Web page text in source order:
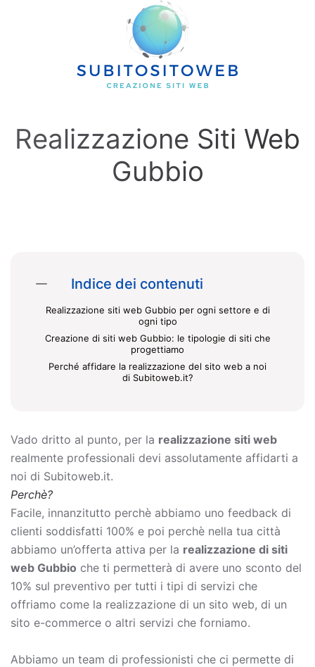
Skip to main content
Realizzazione Siti Web
Gubbio
Indice dei contenuti
Realizzazione siti web Gubbio per ogni settore e di
ogni tipo
Creazione di siti web Gubbio: le tipologie di siti che
progettiamo
Perché affidare la realizzazione del sito web a noi
di Subitoweb.it?
Vado dritto al punto, per la realizzazione siti web
realmente professionali devi assolutamente affidarti a
noi di Subitoweb.it.
Perchè?
Facile, innanzitutto perchè abbiamo uno feedback di
clienti soddisfatti 100% e poi perchè nella tua città
abbiamo un’offerta attiva per la realizzazione di siti
web Gubbio che ti permetterà di avere uno sconto del
10% sul preventivo per tutti i tipi di servizi che
offriamo come la realizzazione di un sito web, di un
sito e-commerce o altri servizi che forniamo.
Abbiamo un team di professionisti che ci permette di